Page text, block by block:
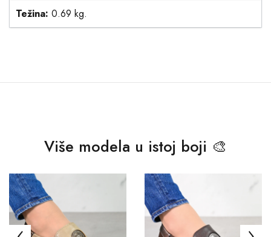
Težina: 0.69 kg.
Više modela u istoj boji 🎨